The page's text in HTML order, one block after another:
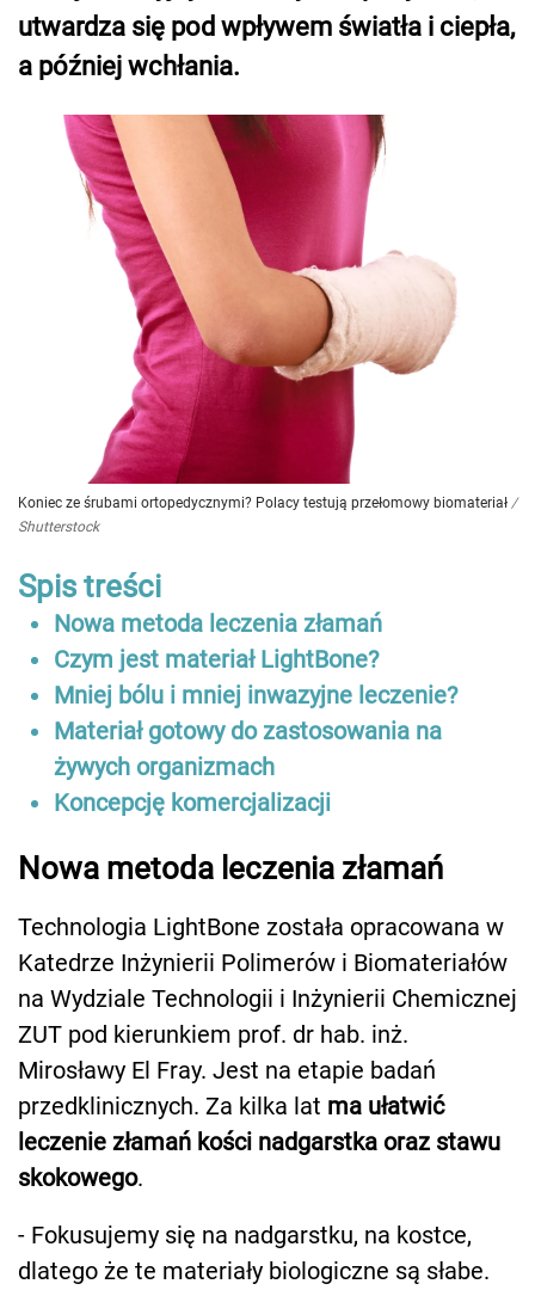
utwardza się pod wpływem światła i ciepła,
a później wchłania.
Koniec ze śrubami ortopedycznymi? Polacy testują przełomowy biomateriał /
Shutterstock
Spis treści
Nowa metoda leczenia złamań
Czym jest materiał LightBone?
Mniej bólu i mniej inwazyjne leczenie?
Materiał gotowy do zastosowania na
żywych organizmach
Koncepcję komercjalizacji
Nowa metoda leczenia złamań
Technologia LightBone została opracowana w
Katedrze Inżynierii Polimerów i Biomateriałów
na Wydziale Technologii i Inżynierii Chemicznej
ZUT pod kierunkiem prof. dr hab. inż.
Mirosławy El Fray. Jest na etapie badań
przedklinicznych. Za kilka lat ma ułatwić
leczenie złamań kości nadgarstka oraz stawu
skokowego.
- Fokusujemy się na nadgarstku, na kostce,
dlatego że te materiały biologiczne są słabe.